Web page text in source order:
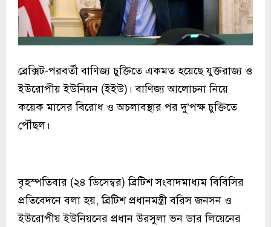
ব্রেক্সিট-পরবর্তী বাণিজ্য চুক্তিতে একমত হয়েছে যুক্তরাজ্য ও
ইউরোপীয় ইউনিয়ন (ইইউ)। বাণিজ্য আলোচনা নিয়ে
কয়েক মাসের বিরোধ ও অচলাবস্থার পর দু’পক্ষ চুক্তিতে
পৌঁছল।
বৃহস্পতিবার (২৪ ডিসেম্বর) ব্রিটিশ সংবাদমাধ্যম বিবিসির
প্রতিবেদনে বলা হয়, ব্রিটিশ প্রধানমন্ত্রী বরিস জনসন ও
ইউরোপীয় ইউনিয়নের প্রধান উরসুলা ভন ডার লিয়েনের